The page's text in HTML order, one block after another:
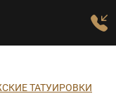
ТАТУИРОВКИ